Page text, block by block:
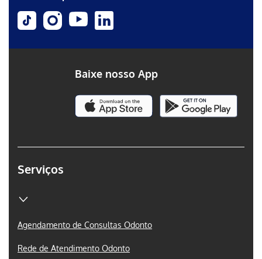
Serviços
Agendamento de Consultas Odonto
Rede de Atendimento Odonto
Baixe nosso App